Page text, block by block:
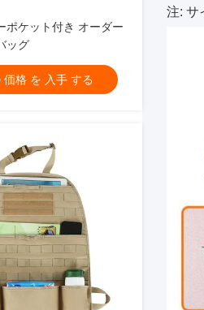
ポケット付き オーダー
ッグ
価格 を 入手 する
注: サ